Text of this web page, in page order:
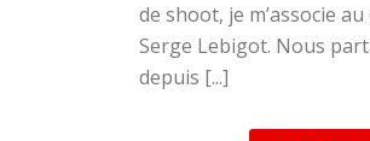
de shoot, je m’associe
Serge Lebigot. Nous
depuis [...]